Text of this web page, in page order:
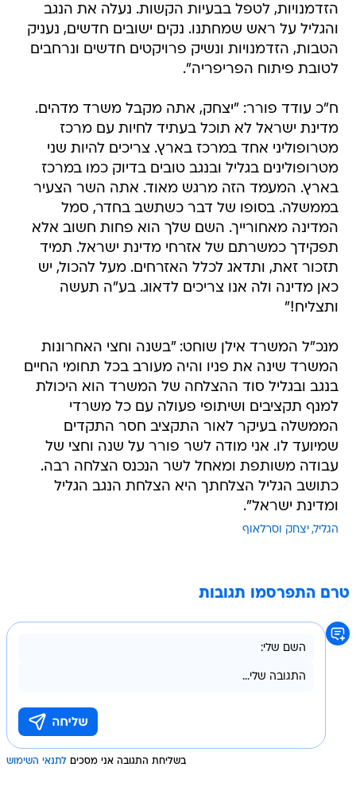
הזדמנויות, לטפל בבעיות הקשות. נעלה את הנגב
והגליל על ראש שמחתנו. נקים ישובים חדשים, נעניק
הטבות, הזדמנויות ונשיק פרויקטים חדשים ונרחבים
לטובת פיתוח הפריפריה".
ח"כ עודד פורר: "יצחק, אתה מקבל משרד מדהים.
מדינת ישראל לא תוכל בעתיד לחיות עם מרכז
מטרופוליני אחד במרכז בארץ. צריכים להיות שני
מטרופולינים בגליל ובנגב טובים בדיוק כמו במרכז
בארץ. המעמד הזה מרגש מאוד. אתה השר הצעיר
בממשלה. בסופו של דבר כשתשב בחדר, סמל
המדינה מאחורייך. השם שלך הוא פחות חשוב אלא
תפקידך כמשרתם של אזרחי מדינת ישראל. תמיד
תזכור זאת, ותדאג לכלל האזרחים. מעל להכול, יש
כאן מדינה ולה אנו צריכים לדאוג. בע"ה תעשה
ותצליח!"
מנכ"ל המשרד אילן שוחט: "בשנה וחצי האחרונות
המשרד שינה את פניו והיה מעורב בכל תחומי החיים
בנגב ובגליל סוד ההצלחה של המשרד הוא היכולת
למנף תקציבים ושיתופי פעולה עם כל משרדי
הממשלה בעיקר לאור התקציב חסר התקדים
שמיועד לו. אני מודה לשר פורר על שנה וחצי של
עבודה משותפת ומאחל לשר הנכנס הצלחה רבה.
כתושב הגליל הצלחתך היא הצלחת הנגב הגליל
ומדינת ישראל".
הגליל יצחק וסרלאוף
טרם התפרסמו תגובות
בשליחת התגובה אני מסכים לתנאי השימוש